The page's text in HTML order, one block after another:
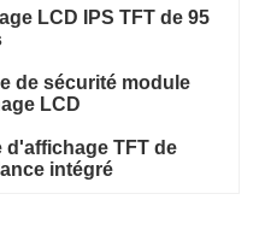
LCD IPS TFT de 95
de sécurité module
LCD
d'affichage TFT de
intégré